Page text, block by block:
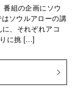
番組の企画にソウ
ソウルアローの講
、それぞれアコ
に挑 […]